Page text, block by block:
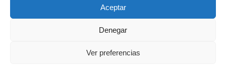
Aceptar
Denegar
Ver preferencias
Informacion de cookies